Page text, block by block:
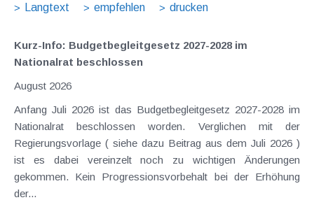
Langtext
empfehlen drucken
Kurz-Info: Budgetbegleitgesetz 2027-2028 im
Nationalrat beschlossen
August 2026
Anfang Juli 2026 ist das Budgetbegleitgesetz 2027-2028 im
Nationalrat beschlossen worden. Verglichen mit der
Regierungsvorlage ( siehe dazu Beitrag aus dem Juli 2026 )
ist es dabei vereinzelt noch zu wichtigen Änderungen
gekommen. Kein Progressionsvorbehalt bei der Erhöhung
der...